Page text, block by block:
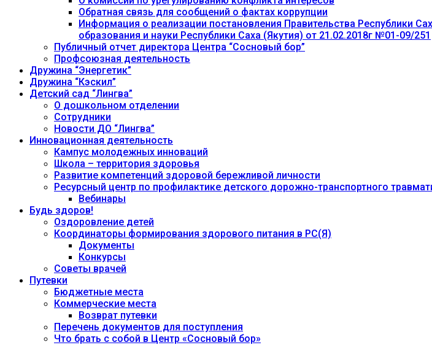
Обратная связь для сообщений о фактах коррупции
Информация о реализации постановления Правительства Республики
образования и науки Республики Саха (Якутия) от 21.02.2018г №01-09/251
Публичный отчет директора Центра “Сосновый бор”
Профсоюзная деятельность
Дружина “Энергетик”
Дружина “Кэскил”
Детский сад “Лингва”
О дошкольном отделении
Сотрудники
Новости ДО “Лингва”
Инновационная деятельность
Кампус молодежных инноваций
Школа – территория здоровья
Развитие компетенций здоровой бережливой личности
Ресурсный центр по профилактике детского дорожно-транспортного
Вебинары
Будь здоров!
Оздоровление детей
Координаторы формирования здорового питания в РС(Я)
Документы
Конкурсы
Советы врачей
Путевки
Бюджетные места
Коммерческие места
Возврат путевки
Перечень документов для поступления
Что брать с собой в Центр «Сосновый бор»